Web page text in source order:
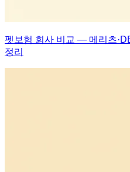
펫보험 회사 비교 — 메리츠
정리